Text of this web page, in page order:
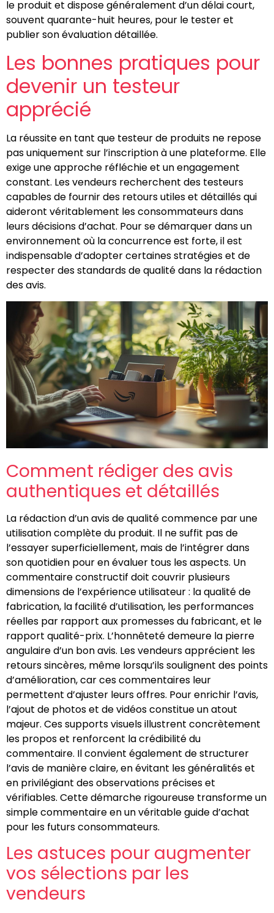
le produit et dispose généralement d’un délai court,
souvent quarante-huit heures, pour le tester et
publier son évaluation détaillée.
Les bonnes pratiques pour
devenir un testeur
apprécié
La réussite en tant que testeur de produits ne repose
pas uniquement sur l’inscription à une plateforme. Elle
exige une approche réfléchie et un engagement
constant. Les vendeurs recherchent des testeurs
capables de fournir des retours utiles et détaillés qui
aideront véritablement les consommateurs dans
leurs décisions d’achat. Pour se démarquer dans un
environnement où la concurrence est forte, il est
indispensable d’adopter certaines stratégies et de
respecter des standards de qualité dans la rédaction
des avis.
Comment rédiger des avis
authentiques et détaillés
La rédaction d’un avis de qualité commence par une
utilisation complète du produit. Il ne suffit pas de
l’essayer superficiellement, mais de l’intégrer dans
son quotidien pour en évaluer tous les aspects. Un
commentaire constructif doit couvrir plusieurs
dimensions de l’expérience utilisateur : la qualité de
fabrication, la facilité d’utilisation, les performances
réelles par rapport aux promesses du fabricant, et le
rapport qualité-prix. L’honnêteté demeure la pierre
angulaire d’un bon avis. Les vendeurs apprécient les
retours sincères, même lorsqu’ils soulignent des points
d’amélioration, car ces commentaires leur
permettent d’ajuster leurs offres. Pour enrichir l’avis,
l’ajout de photos et de vidéos constitue un atout
majeur. Ces supports visuels illustrent concrètement
les propos et renforcent la crédibilité du
commentaire. Il convient également de structurer
l’avis de manière claire, en évitant les généralités et
en privilégiant des observations précises et
vérifiables. Cette démarche rigoureuse transforme un
simple commentaire en un véritable guide d’achat
pour les futurs consommateurs.
Les astuces pour augmenter
vos sélections par les
vendeurs